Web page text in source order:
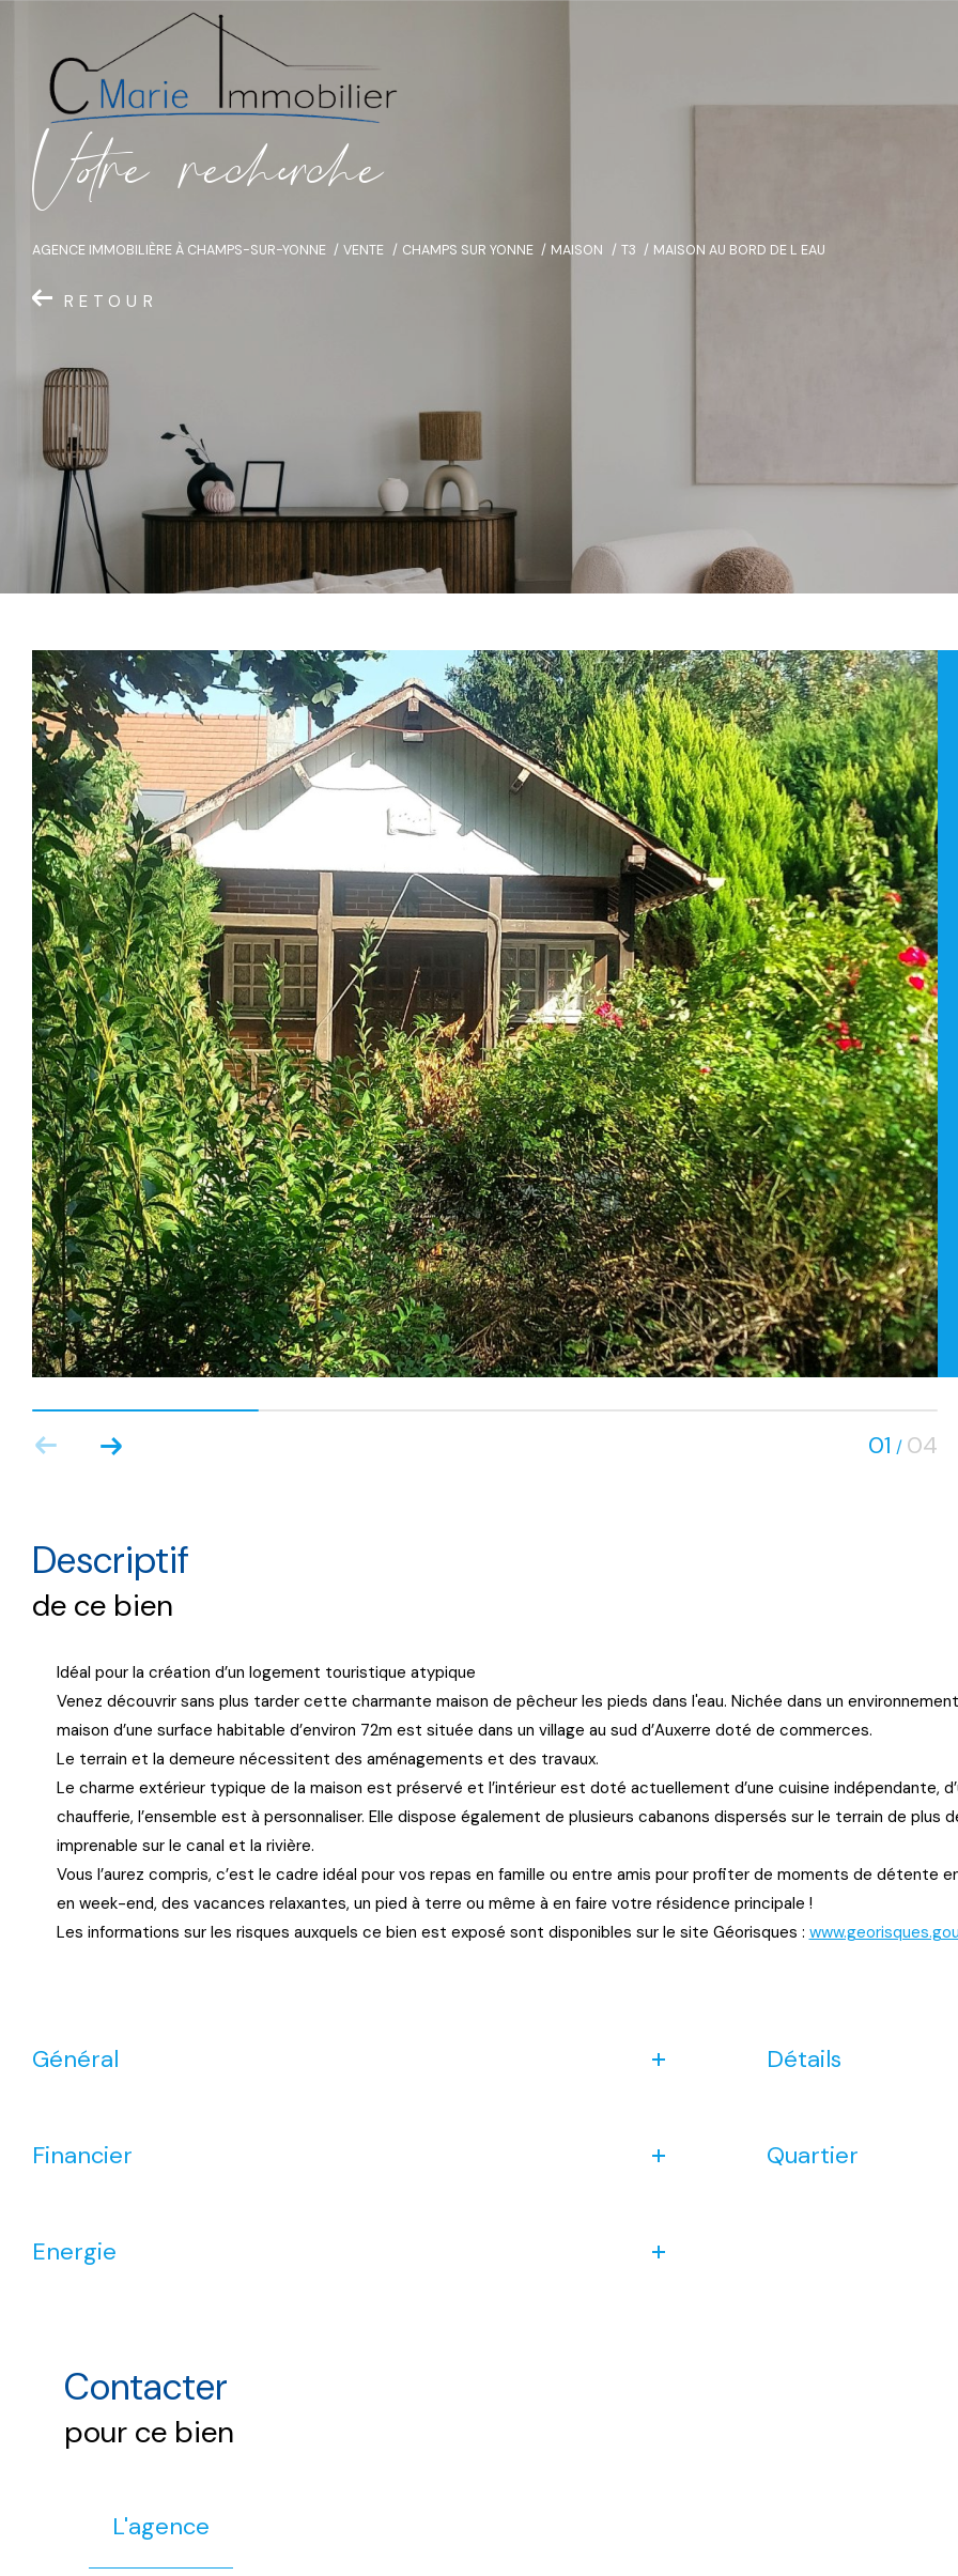
Vore recece
AGENCE IMMOBILIÈRE À CHAMPS-SUR-YONNE VENTE CHAMPS SUR YONNE MAISON T3 MAISON AU BORD DE L EAU
RETOUR
01 / 04
descriptif
de ce bien
Idéal pour la création d’un logement touristique atypique
Venez découvrir sans plus tarder cette charmante maison de pêcheur les pieds dans l'eau. Nichée dans un
maison d’une surface habitable d’environ 72m est située dans un village au sud d’Auxerre doté de commerces.
Le terrain et la demeure nécessitent des aménagements et des travaux.
Le charme extérieur typique de la maison est préservé et l’intérieur est doté actuellement d’une cuisine indépendante,
chaufferie, l’ensemble est à personnaliser. Elle dispose également de plusieurs cabanons dispersés sur le terrain de plus
imprenable sur le canal et la rivière.
Vous l’aurez compris, c’est le cadre idéal pour vos repas en famille ou entre amis pour profiter de moments de détente
en week-end, des vacances relaxantes, un pied à terre ou même à en faire votre résidence principale !
Les informations sur les risques auxquels ce bien est exposé sont disponibles sur le site Géorisques :
Général Détails
Financier Quartier
Energie
Contacter
pour ce bien
L'agence